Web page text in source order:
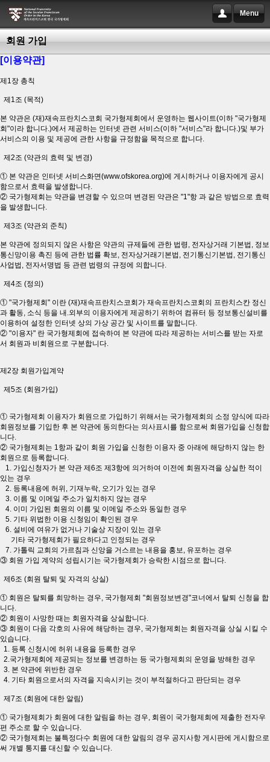
Menu
회원 가입
[이용약관]
제1장 총칙
제1조 (목적)
본 약관은 (재)재속프란치스코회 국가형제회에서 운영하는 웹사이트(이하 "국가형제
회"이라 합니다.)에서 제공하는 인터넷 관련 서비스(이하 "서비스"라 합니다.)및 부가
서비스의 이용 및 제공에 관한 사항을 규정함을 목적으로 합니다.
제2조 (약관의 효력 및 변경)
① 본 약관은 인터넷 서비스화면(www.ofskorea.org)에 게시하거나 이용자에게 공시
함으로서 효력을 발생합니다.
② 국가형제회는 약관을 변경할 수 있으며 변경된 약관은 "1"항 과 같은 방법으로 효력
을 발생합니다.
제3조 (약관외 준칙)
본 약관에 정의되지 않은 사항은 약관의 규제들에 관한 법령, 전자상거래 기본법, 정보
통신망이용 촉진 등에 관한 법률 확보, 전자상거래기본법, 전기통신기본법, 전기통신
사업법, 전자서명법 등 관련 법령의 규정에 의합니다.
제4조 (정의)
① "국가형제회" 이란 (재)재속프란치스코회가 재속프란치스코회의 프란치스칸 정신
과 활동, 소식 등을 내.외부의 이용자에게 제공하기 위하여 컴퓨터 등 정보통신설비를
이용하여 설정한 인터넷 상의 가상 공간 및 사이트를 말합니다.
② "이용자" 란 국가형제회에 접속하여 본 약관에 따라 제공하는 서비스를 받는 자로
서 회원과 비회원으로 구분합니다.
제2장 회원가입계약
제5조 (회원가입)
① 국가형제회 이용자가 회원으로 가입하기 위해서는 국가형제회의 소정 양식에 따라
회원정보를 기입한 후 본 약관에 동의한다는 의사표시를 함으로써 회원가입을 신청합
니다.
② 국가형제회는 1항과 같이 회원 가입을 신청한 이용자 중 아래에 해당하지 않는 한
회원으로 등록합니다.
1. 가입신청자가 본 약관 제6조 제3항에 의거하여 이전에 회원자격을 상실한 적이
있는 경우
2. 등록내용에 허위, 기재누락, 오기가 있는 경우
3. 이름 및 이메일 주소가 일치하지 않는 경우
4. 이미 가입된 회원의 이름 및 이메일 주소와 동일한 경우
5. 기타 위법한 이용 신청임이 확인된 경우
6. 설비에 여유가 없거나 기술상 지장이 있는 경우
기타 국가형제회가 필요하다고 인정되는 경우
7. 가톨릭 교회의 가르침과 신앙을 거스르는 내용을 홍보, 유포하는 경우
③ 회원 가입 계약의 성립시기는 국가형제회가 승락한 시점으로 합니다.
제6조 (회원 탈퇴 및 자격의 상실)
① 회원은 탈퇴를 희망하는 경우, 국가형제회 "회원정보변경"코너에서 탈퇴 신청을 합
니다.
② 회원이 사망한 때는 회원자격을 상실합니다.
③ 회원이 다음 각호의 사유에 해당하는 경우, 국가형제회는 회원자격을 상실 시킬 수
있습니다.
1. 등록 신청시에 허위 내용을 등록한 경우
2.국가형제회에 제공되는 정보를 변경하는 등 국가형제회의 운영을 방해한 경우
3. 본 약관에 위반한 경우
4. 기타 회원으로서의 자격을 지속시키는 것이 부적절하다고 판단되는 경우
제7조 (회원에 대한 알림)
① 국가형제회가 회원에 대한 알림을 하는 경우, 회원이 국가형제회에 제출한 전자우
편 주소로 할 수 있습니다.
② 국가형제회는 불특정다수 회원에 대한 알림의 경우 공지사항 게시판에 게시함으로
써 개별 통지를 대신할 수 있습니다.